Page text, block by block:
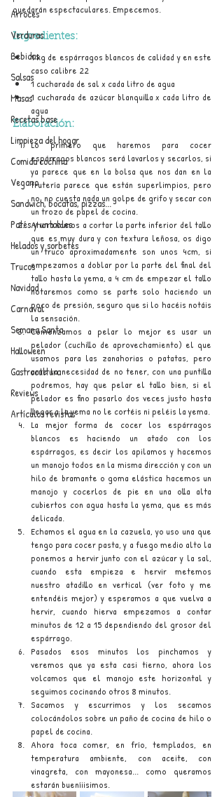
Arroces
Verduras
Bebidas
Salsas
Masas
Recetas base
Limpieza del hogar
Comida cochina
Vegano
Sandwich, bocatas, pizzas...
Patés y untables
Helados y sorbetes
Trucos
Navidad
Carnaval
Semana Santa
Halloween
Gastrocultura
Reviews
Artículos revistas
quedarán espectaculares. Empecemos.
Ingredientes:
1 kg de espárragos blancos de calidad y en este
caso calibre 22
1 cucharada de sal x cada litro de agua
1 cucharada de azúcar blanquilla x cada litro de
agua
Elaboración:
Lo primero que haremos para cocer
espárragos blancos será lavarlos y secarlos, si
ya parece que en la bolsa que nos dan en la
frutería parece que están superlimpios, pero
no, no cuesta nada un golpe de grifo y secar con
un trozo de papel de cocina.
Ahora vamos a cortar la parte inferior del tallo
que es muy dura y con textura leñosa, os digo
un truco aproximadamente son unos 4cm, si
empezamos a doblar por la parte del final del
tallo hasta la yema, a 4 cm de empezar el tallo
notaremos como se parte solo haciendo un
poco de presión, seguro que si lo hacéis notáis
la sensación.
Comenzamos a pelar lo mejor es usar un
pelador (cuchillo de aprovechamiento) el que
usamos para las zanahorias o patatas, pero
ante la necesidad de no tener, con una puntilla
podremos, hay que pelar el tallo bien, si el
pelador es fino pasarlo dos veces justo hasta
llegar a la yema no le cortéis ni peléis la yema.
La mejor forma de cocer los espárragos
blancos es haciendo un atado con los
espárragos, es decir los apilamos y hacemos
un manojo todos en la misma dirección y con un
hilo de bramante o goma elástica hacemos un
manojo y cocerlos de pie en una olla alta
cubiertos con agua hasta la yema, que es más
delicada.
Echamos el agua en la cazuela, yo uso una que
tengo para cocer pasta, y a fuego medio alto la
ponemos a hervir junto con el azúcar y la sal,
cuando esta empieza e hervir metemos
nuestro atadillo en vertical (ver foto y me
entendéis mejor) y esperamos a que vuelva a
hervir, cuando hierva empezamos a contar
minutos de 12 a 15 dependiendo del grosor del
espárrago.
Pasados esos minutos los pinchamos y
veremos que ya esta casi tierno, ahora los
volcamos que el manojo este horizontal y
seguimos cocinando otros 8 minutos.
Sacamos y escurrimos y los secamos
colocándolos sobre un paño de cocina de hilo o
papel de cocina.
Ahora toca comer, en frío, templados, en
temperatura ambiente, con aceite, con
vinagreta, con mayonesa... como queramos
estarán bueníiisimos.